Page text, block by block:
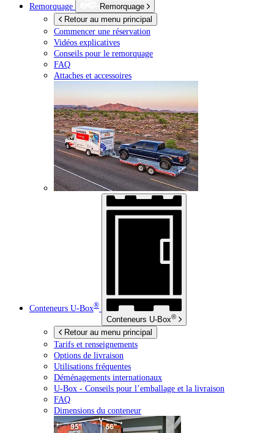
Remorquage
Remorquage
Retour au menu principal
Commencer une réservation
Vidéos explicatives
Conseils pour le remorquage
FAQ
Attaches et accessoires
Conteneurs U-Box®
Conteneurs U-Box®
Retour au menu principal
Tarifs et renseignements
Options de livraison
Utilisations fréquentes
Déménagements internationaux
U-Box - Conseils pour l’emballage et la livraison
FAQ
Dimensions du conteneur